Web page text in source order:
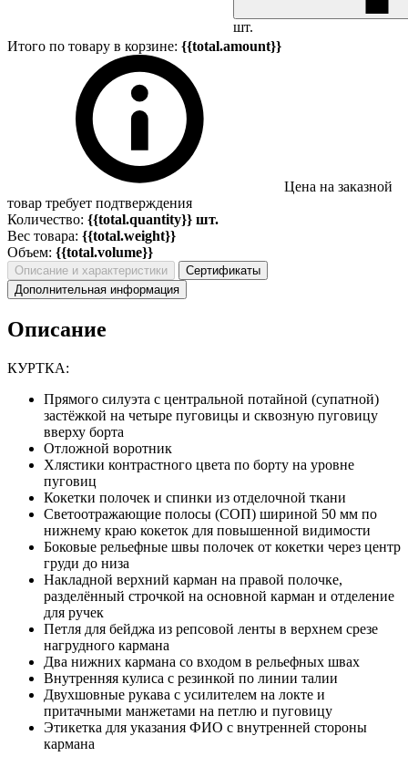
шт.
Итого по товару в корзине: {{total.amount}}
Цена на заказной
товар требует подтверждения
Количество: {{total.quantity}} шт.
Вес товара: {{total.weight}}
Объем: {{total.volume}}
Описание и характеристики
Сертификаты
Дополнительная информация
Описание
КУРТКА:
Прямого силуэта с центральной потайной (супатной)
застёжкой на четыре пуговицы и сквозную пуговицу
вверху борта
Отложной воротник
Хлястики контрастного цвета по борту на уровне
пуговиц
Кокетки полочек и спинки из отделочной ткани
Светоотражающие полосы (СОП) шириной 50 мм по
нижнему краю кокеток для повышенной видимости
Боковые рельефные швы полочек от кокетки через центр
груди до низа
Накладной верхний карман на правой полочке,
разделённый строчкой на основной карман и отделение
для ручек
Петля для бейджа из репсовой ленты в верхнем срезе
нагрудного кармана
Два нижних кармана со входом в рельефных швах
Внутренняя кулиса с резинкой по линии талии
Двухшовные рукава с усилителем на локте и
притачными манжетами на петлю и пуговицу
Этикетка для указания ФИО с внутренней стороны
кармана